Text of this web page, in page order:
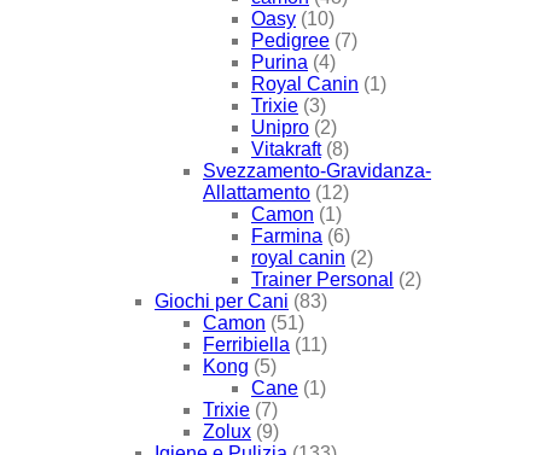
Oasy (10)
Pedigree (7)
Purina (4)
Royal Canin (1)
Trixie (3)
Unipro (2)
Vitakraft (8)
Svezzamento-Gravidanza-
Allattamento (12)
Camon (1)
Farmina (6)
royal canin (2)
Trainer Personal (2)
Giochi per Cani (83)
Camon (51)
Ferribiella (11)
Kong (5)
Cane (1)
Trixie (7)
Zolux (9)